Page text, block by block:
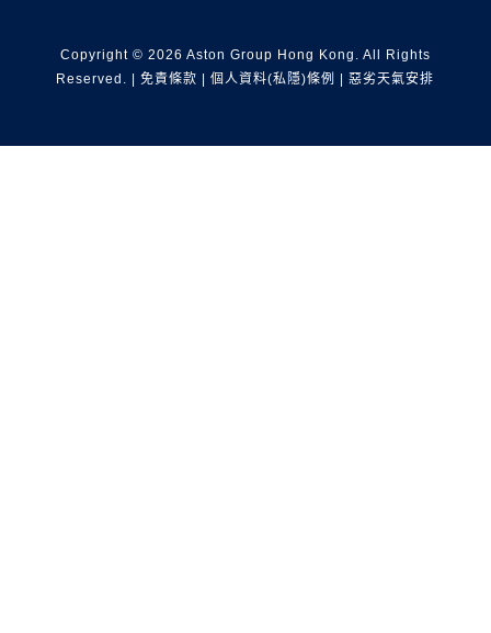
Copyright © 2026 Aston Group Hong Kong. All Rights
Reserved. |免責條款 |個人資料(私隱)條例 |惡劣天氣安排